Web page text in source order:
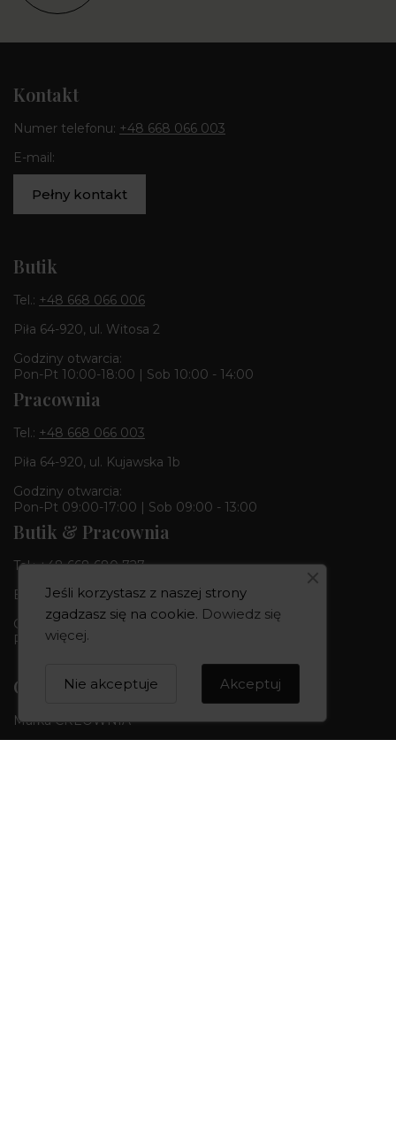
Kontakt
Numer telefonu: +48 668 066 003
E-mail:
Pełny kontakt
Butik
Tel.: +48 668 066 006
Piła 64-920, ul. Witosa 2
Godziny otwarcia:
Pon-Pt 10:00-18:00 | Sob 10:00 - 14:00
Pracownia
Tel.: +48 668 066 003
Piła 64-920, ul. Kujawska 1b
Godziny otwarcia:
Pon-Pt 09:00-17:00 | Sob 09:00 - 13:00
Butik & Pracownia
Tel.:+48 668 680 727
Bydgoszcz 85-010, ul. Dworcowa 6
Godziny otwarcia:
Pon-Pt 10:00-18:00 | Sob 10:00 - 14:00
CREOWNIA
Marka CREOWNIA
Jeśli korzystasz z naszej strony
zgadzasz się na cookie. Dowiedz się
więcej.
Akceptuj
Nie akceptuje